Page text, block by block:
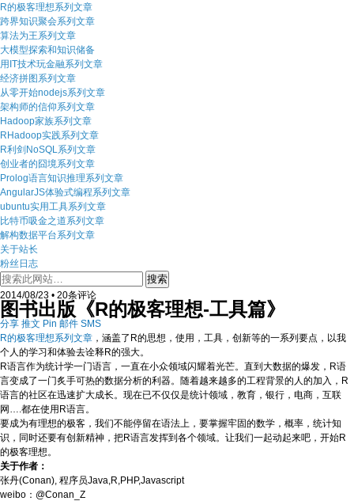
R的极客理想系列文章
跨界知识聚会系列文章
算法为王系列文章
大模型探索和知识储备
用IT技术玩金融系列文章
经济拼图系列文章
从零开始nodejs系列文章
架构师的信仰系列文章
Hadoop家族系列文章
RHadoop实践系列文章
R利剑NoSQL系列文章
创业者的囧境系列文章
Prolog语言知识推理系列文章
AngularJS体验式编程系列文章
ubuntu实用工具系列文章
比特币吸金之道系列文章
解构数据平台系列文章
关于站长
粉丝日志
2014/08/23 • 20条评论
图书出版《R的极客理想-工具篇》
分享 推文 Pin 邮件 SMS
R的极客理想系列文章 ，涵盖了R的思想，使用，工具，创新等的一系列要点，以我
个人的学习和体验去诠释R的强大。
R语言作为统计学一门语言，一直在小众领域闪耀着光芒。直到大数据的爆发，R语
言变成了一门炙手可热的数据分析的利器。随着越来越多的工程背景的人的加入，R
语言的社区在迅速扩大成长。现在已不仅仅是统计领域，教育，银行，电商，互联
网….都在使用R语言。
要成为有理想的极客，我们不能停留在语法上，要掌握牢固的数学，概率，统计知
识，同时还要有创新精神，把R语言发挥到各个领域。让我们一起动起来吧，开始R
的极客理想。
关于作者：
张丹(Conan), 程序员Java,R,PHP,Javascript
weibo：@Conan_Z